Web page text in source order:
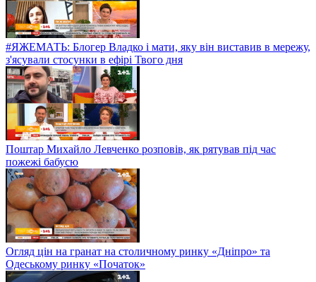
#ЯЖЕМАТЬ: Блогер Владко і мати, яку він виставив в мережу,
з'ясували стосунки в ефірі Твого дня
Поштар Михайло Левченко розповів, як рятував під час
пожежі бабусю
Огляд цін на гранат на столичному ринку «Дніпро» та
Одеському ринку «Початок»